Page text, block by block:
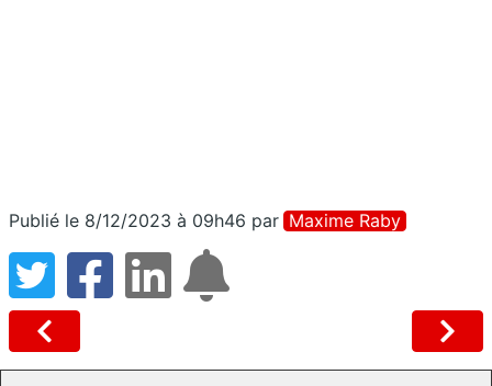
Publié le 8/12/2023 à 09h46 par Maxime Raby